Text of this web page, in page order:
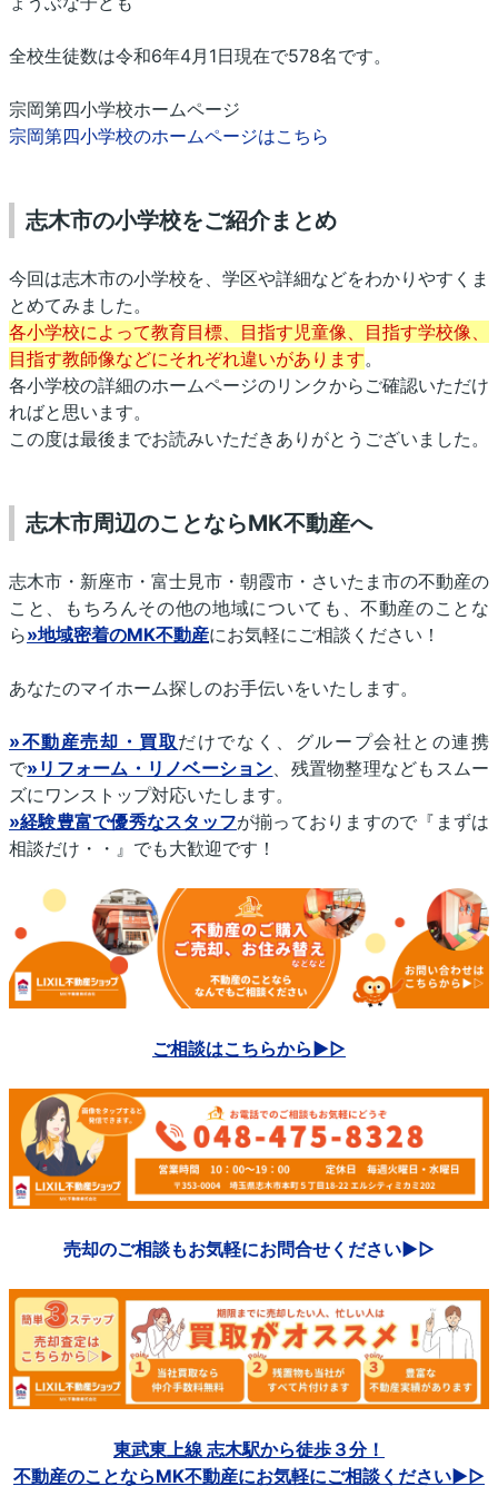
全校生徒数は令和6年4月1日現在で578名です。
宗岡第四小学校ホームページ
宗岡第四小学校のホームページはこちら
志木市の小学校をご紹介まとめ
今回は志木市の小学校を、学区や詳細などをわかりやすくま
とめてみました。
各小学校によって教育目標、目指す児童像、目指す学校像、
目指す教師像などにそれぞれ違いがあります。
各小学校の詳細のホームページのリンクからご確認いただけ
ればと思います。
この度は最後までお読みいただきありがとうございました。
志木市周辺のことならMK不動産へ
志木市・新座市・富士見市・朝霞市・さいたま市の不動産の
こと、もちろんその他の地域についても、不動産のことな
ら»地域密着のMK不動産にお気軽にご相談ください！
あなたのマイホーム探しのお手伝いをいたします。
»不動産売却・買取だけでなく、グループ会社との連携
で»リフォーム・リノベーション、残置物整理などもスムー
ズにワンストップ対応いたします。
»経験豊富で優秀なスタッフが揃っておりますので『まずは
相談だけ・・』でも大歓迎です！
ご相談はこちらから▶▷
売却のご相談もお気軽にお問合せください▶▷
東武東上線 志木駅から徒歩３分！
不動産のことならMK不動産にお気軽にご相談ください▶▷